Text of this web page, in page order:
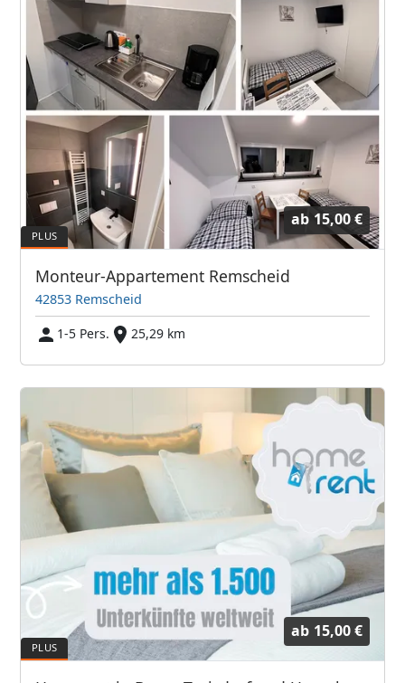
ab 15,00 €
Monteur-Appartement Remscheid
42853 Remscheid
1-5 Pers.
25,29 km
ab 15,00 €